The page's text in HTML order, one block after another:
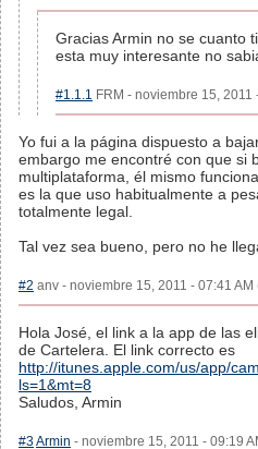
Gracias Armin no se cuanto
esta muy interesante no
#1.1.1 FRM - noviembre 15,
Yo fui a la página dispuesto a
embargo me encontré con que si
multiplataforma, él mismo
es la que uso habitualmente a
totalmente legal.
Tal vez sea bueno, pero no he
#2 anv - noviembre 15, 2011 - 07:41
Hola José, el link a la app de las
de Cartelera. El link correcto es
http://itunes.apple.com/us/app/
ls=1&mt=8
Saludos, Armin
#3Armin - noviembre 15, 2011 - 09:19